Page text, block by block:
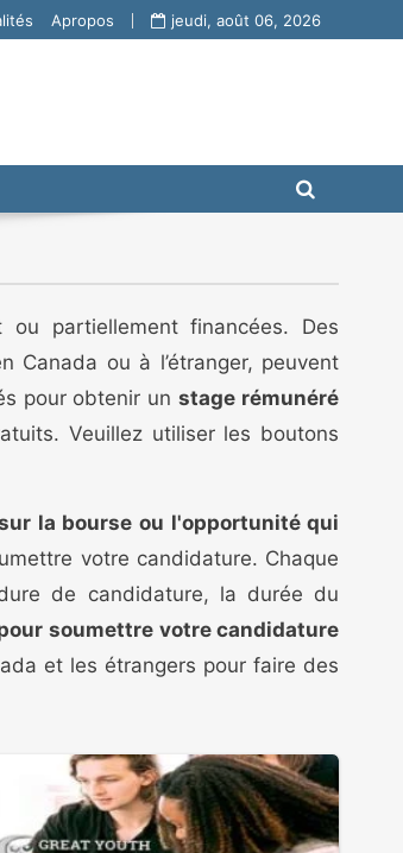
Apropos jeudi, août 06, 2026
ou partiellement financées. Des
ou à l’étranger, peuvent
pour obtenir unstage rémunéré
Veuillez utiliser les boutons
la bourse ou l'opportunité qui
votre candidature. Chaque
de candidature, la durée du
soumettre votre candidature
et les étrangers pour faire des